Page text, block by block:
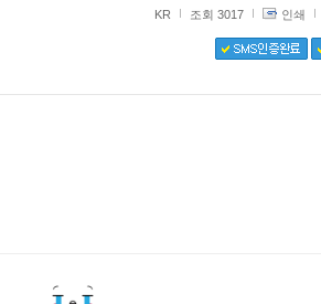
KR 조회 3017 인쇄